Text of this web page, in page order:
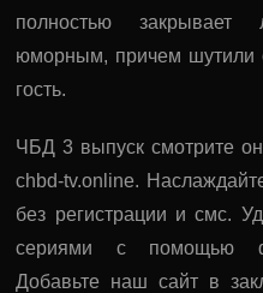
полностью закрывает
юморным, причем шутили
гость.
ЧБД 3 выпуск смотрите
chbd-tv.online.
без регистрации и смс.
сериями с помощью
Добавьте наш сайт в